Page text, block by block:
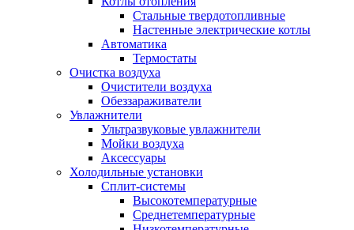
Стальные твердотопливные
Настенные электрические котлы
Автоматика
Термостаты
Очистка воздуха
Очистители воздуха
Обеззараживатели
Увлажнители
Ультразвуковые увлажнители
Мойки воздуха
Аксессуары
Холодильные установки
Сплит-системы
Высокотемпературные
Среднетемпературные